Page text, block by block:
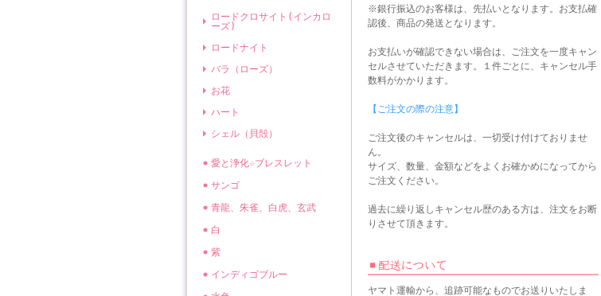
ロードクロサイト(インカロ
ーズ)
ロードナイト
バラ（ローズ）
お花
ハート
シェル（貝殻）
愛と浄化☆ブレスレット
サンゴ
青龍、朱雀、白虎、玄武
白
紫
インディゴブルー
※銀行振込のお客様は、先払いとなります。お支払確
認後、商品の発送となります。
お支払いが確認できない場合は、ご注文を一度キャン
セルさせていただきます。１件ごとに、キャンセル手
数料がかかります。
【ご注文の際の注意】
ご注文後のキャンセルは、一切受け付けておりませ
ん。
サイズ、数量、金額などをよくお確かめになってから
ご注文ください。
過去に繰り返しキャンセル歴のある方は、注文をお断
りさせて頂きます。
ヤマト運輸から、追跡可能なものでお送りいたしま